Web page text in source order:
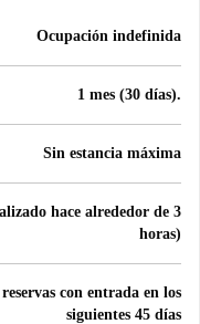
Ocupación indefinida
1 mes (30 días).
Sin estancia máxima
hace alrededor de 3
horas)
con entrada en los
siguientes 45 días